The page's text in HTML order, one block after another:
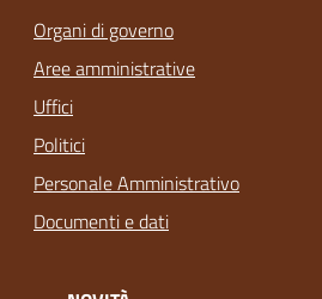
Organi di governo
Aree amministrative
Uffici
Politici
Personale Amministrativo
Documenti e dati